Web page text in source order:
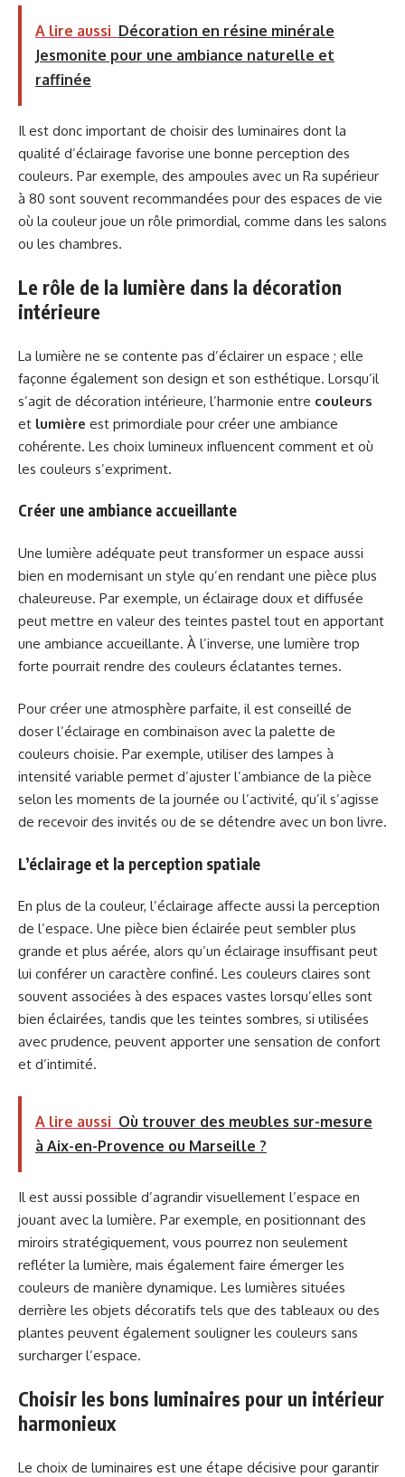
A lire aussi Décoration en résine minérale
Jesmonite pour une ambiance naturelle et
raffinée
Il est donc important de choisir des luminaires dont la
qualité d’éclairage favorise une bonne perception des
couleurs. Par exemple, des ampoules avec un Ra supérieur
à 80 sont souvent recommandées pour des espaces de vie
où la couleur joue un rôle primordial, comme dans les salons
ou les chambres.
Le rôle de la lumière dans la décoration
intérieure
La lumière ne se contente pas d’éclairer un espace ; elle
façonne également son design et son esthétique. Lorsqu’il
s’agit de décoration intérieure, l’harmonie entre couleurs
et lumière est primordiale pour créer une ambiance
cohérente. Les choix lumineux influencent comment et où
les couleurs s’expriment.
Créer une ambiance accueillante
Une lumière adéquate peut transformer un espace aussi
bien en modernisant un style qu’en rendant une pièce plus
chaleureuse. Par exemple, un éclairage doux et diffusée
peut mettre en valeur des teintes pastel tout en apportant
une ambiance accueillante. À l’inverse, une lumière trop
forte pourrait rendre des couleurs éclatantes ternes.
Pour créer une atmosphère parfaite, il est conseillé de
doser l’éclairage en combinaison avec la palette de
couleurs choisie. Par exemple, utiliser des lampes à
intensité variable permet d’ajuster l’ambiance de la pièce
selon les moments de la journée ou l’activité, qu’il s’agisse
de recevoir des invités ou de se détendre avec un bon livre.
L’éclairage et la perception spatiale
En plus de la couleur, l’éclairage affecte aussi la perception
de l’espace. Une pièce bien éclairée peut sembler plus
grande et plus aérée, alors qu’un éclairage insuffisant peut
lui conférer un caractère confiné. Les couleurs claires sont
souvent associées à des espaces vastes lorsqu’elles sont
bien éclairées, tandis que les teintes sombres, si utilisées
avec prudence, peuvent apporter une sensation de confort
et d’intimité.
A lire aussi Où trouver des meubles sur-mesure
à Aix-en-Provence ou Marseille ?
Il est aussi possible d’agrandir visuellement l’espace en
jouant avec la lumière. Par exemple, en positionnant des
miroirs stratégiquement, vous pourrez non seulement
refléter la lumière, mais également faire émerger les
couleurs de manière dynamique. Les lumières situées
derrière les objets décoratifs tels que des tableaux ou des
plantes peuvent également souligner les couleurs sans
surcharger l’espace.
Choisir les bons luminaires pour un intérieur
harmonieux
Le choix de luminaires est une étape décisive pour garantir